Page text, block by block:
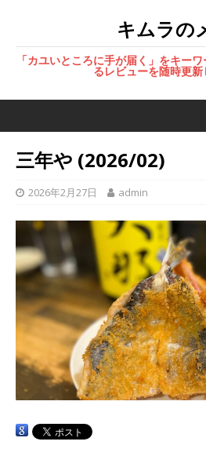
キムラの
「カユいところに手が届く」をキー
るレビューを随時更
三年や (2026/02)
2026年2月27日 admin